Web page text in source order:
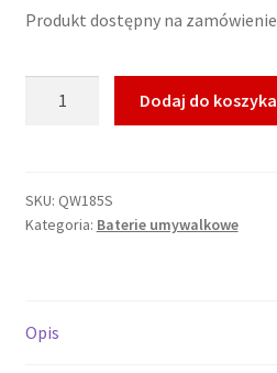
Produkt dostępny na zamówienie
umywalkowa
podtynkowa,
Dodaj do koszyka
SKU: QW185S
Kategoria: Baterie umywalkowe
Opis